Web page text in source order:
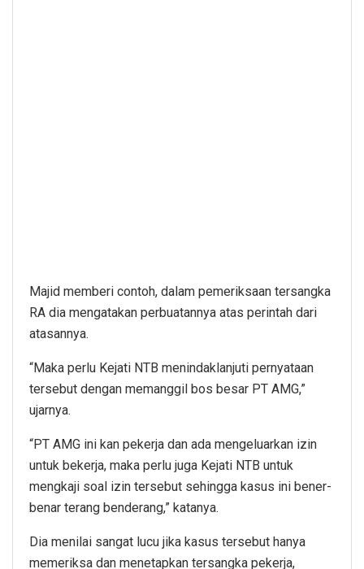
Majid memberi contoh, dalam pemeriksaan tersangka
RA dia mengatakan perbuatannya atas perintah dari
atasannya.
“Maka perlu Kejati NTB menindaklanjuti pernyataan
tersebut dengan memanggil bos besar PT AMG,”
ujarnya.
“PT AMG ini kan pekerja dan ada mengeluarkan izin
untuk bekerja, maka perlu juga Kejati NTB untuk
mengkaji soal izin tersebut sehingga kasus ini bener-
benar terang benderang,” katanya.
Dia menilai sangat lucu jika kasus tersebut hanya
memeriksa dan menetapkan tersangka pekerja,